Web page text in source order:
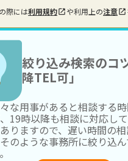
際には利用規約 や利用上の注意
絞り込み検索のコ
降TEL可」
な用事があると相談する
19時以降も相談に対応し
りますので、遅い時間の
のような事務所に絞り込